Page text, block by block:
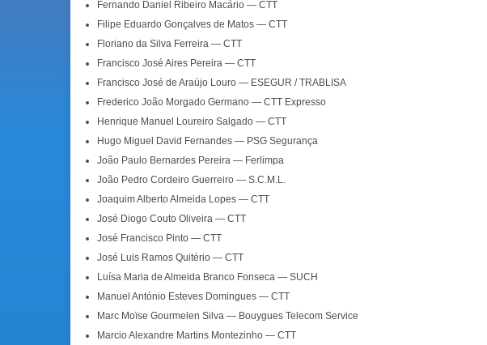
Fernando Daniel Ribeiro Macário — CTT
Filipe Eduardo Gonçalves de Matos — CTT
Floriano da Silva Ferreira — CTT
Francisco José Aires Pereira — CTT
Francisco José de Araújo Louro — ESEGUR / TRABLISA
Frederico João Morgado Germano — CTT Expresso
Henrique Manuel Loureiro Salgado — CTT
Hugo Miguel David Fernandes — PSG Segurança
João Paulo Bernardes Pereira — Ferlimpa
João Pedro Cordeiro Guerreiro — S.C.M.L.
Joaquim Alberto Almeida Lopes — CTT
José Diogo Couto Oliveira — CTT
José Francisco Pinto — CTT
José Luis Ramos Quitério — CTT
Luísa Maria de Almeida Branco Fonseca — SUCH
Manuel António Esteves Domingues — CTT
Marc Moïse Gourmelen Silva — Bouygues Telecom Service
Marcio Alexandre Martins Montezinho — CTT